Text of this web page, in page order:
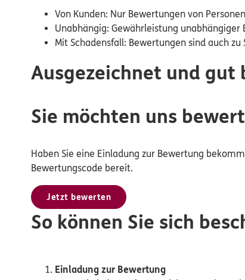
Von Kunden: Nur Bewertungen von
Unabhängig: Gewährleistung
Mit Schadensfall: Bewertungen sind auch
Ausgezeichnet und gut
Sie möchten uns
Haben Sie eine Einladung zur Bewertung
Bewertungscode bereit.
Jetzt bewerten
So können Sie sich
Einladung zur Bewertung